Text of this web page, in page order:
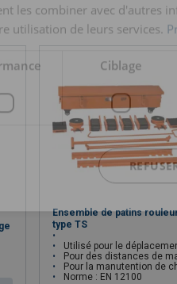
Ensemble de patins
type TS
Utilisé pour le déplacement des machines
Pour des distances de manutention courtes et
Pour la manutention de charges
Norme : EN 12100
les combiner avec d'autres
utilisation de leurs services.
Ciblage